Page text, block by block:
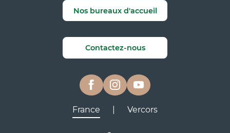
Nos bureaux d'accueil
Contactez-nous
France Vercors